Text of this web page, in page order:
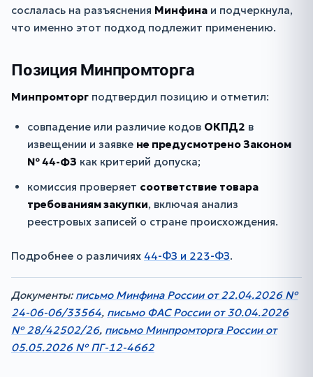
сослалась на разъяснения Минфина и подчеркнула,
что именно этот подход подлежит применению.
Позиция Минпромторга
Минпромторг подтвердил позицию и отметил:
совпадение или различие кодов ОКПД2 в
извещении и заявке не предусмотрено Законом
№ 44-ФЗ как критерий допуска;
комиссия проверяет соответствие товара
требованиям закупки, включая анализ
реестровых записей о стране происхождения.
Подробнее о различиях 44-ФЗ и 223-ФЗ.
Документы: письмо Минфина России от 22.04.2026 №
24-06-06/33564, письмо ФАС России от 30.04.2026
№ 28/42502/26, письмо Минпромторга России от
05.05.2026 № ПГ-12-4662